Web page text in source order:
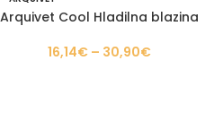
Arquivet Cool Hladilna blazina
16,14€ – 30,90€